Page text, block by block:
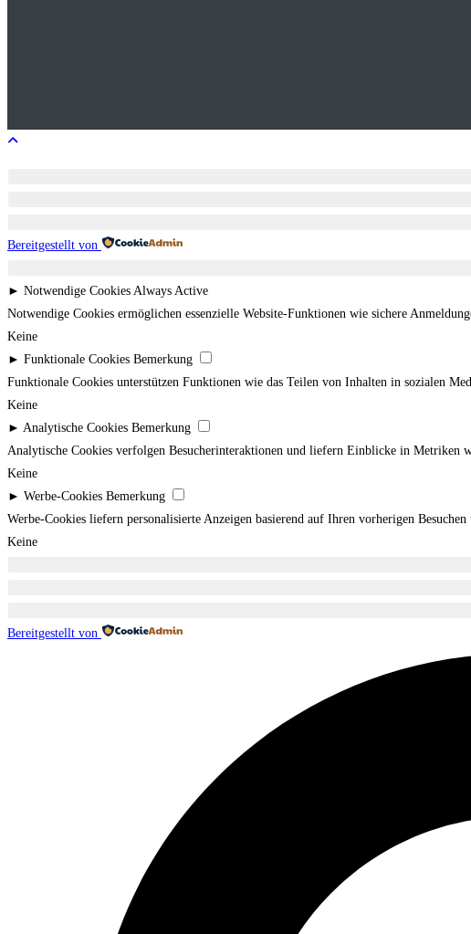
Bereitgestellt von
► Notwendige Cookies Always Active
Notwendige Cookies ermöglichen essenzielle Website-Funktionen wie sichere
Keine
► Funktionale Cookies Bemerkung
Funktionale Cookies unterstützen Funktionen wie das Teilen von Inhalten in sozialen
Keine
► Analytische Cookies Bemerkung
Analytische Cookies verfolgen Besucherinteraktionen und liefern Einblicke in Metriken
Keine
► Werbe-Cookies Bemerkung
Werbe-Cookies liefern personalisierte Anzeigen basierend auf Ihren vorherigen
Keine
Bereitgestellt von